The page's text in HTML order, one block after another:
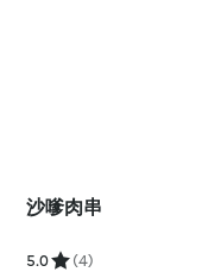
沙嗲肉串
5.0 (4)